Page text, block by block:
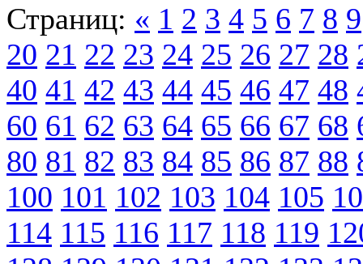
Страниц: « 1 2 3 4 5 6 7 8 9
20 21 22 23 24 25 26 27 28
40 41 42 43 44 45 46 47 48
60 61 62 63 64 65 66 67 68
80 81 82 83 84 85 86 87 88
100 101 102 103 104 105
114 115 116 117 118 119